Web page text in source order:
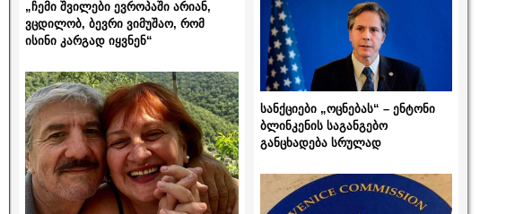
„ჩემი შვილები ევროპაში არიან,
ვცდილობ, ბევრი ვიმუშაო, რომ
ისინი კარგად იყვნენ“
სანქციები „ოცნებას“ – ენტონი
ბლინკენის საგანგებო
განცხადება სრულად